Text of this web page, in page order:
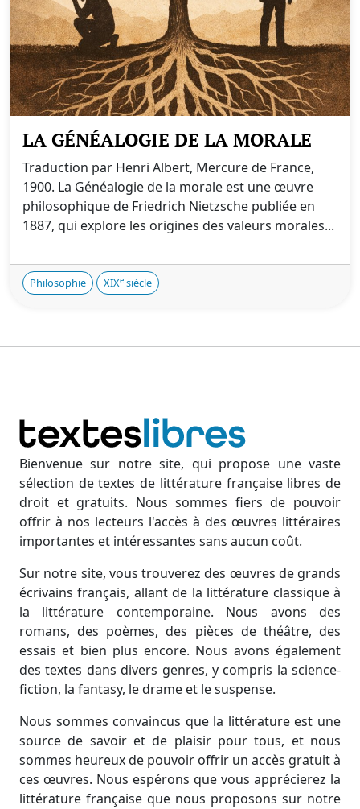
LA GÉNÉALOGIE DE LA MORALE
Traduction par Henri Albert, Mercure de France,
1900. La Généalogie de la morale est une œuvre
philosophique de Friedrich Nietzsche publiée en
1887, qui explore les origines des valeurs morales...
Philosophie XIXe siècle
Bienvenue sur notre site, qui propose une vaste
sélection de textes de littérature française libres de
droit et gratuits. Nous sommes fiers de pouvoir
offrir à nos lecteurs l'accès à des œuvres littéraires
importantes et intéressantes sans aucun coût.
Sur notre site, vous trouverez des œuvres de grands
écrivains français, allant de la littérature classique à
la littérature contemporaine. Nous avons des
romans, des poèmes, des pièces de théâtre, des
essais et bien plus encore. Nous avons également
des textes dans divers genres, y compris la science-
fiction, la fantasy, le drame et le suspense.
Nous sommes convaincus que la littérature est une
source de savoir et de plaisir pour tous, et nous
sommes heureux de pouvoir offrir un accès gratuit à
ces œuvres. Nous espérons que vous apprécierez la
littérature française que nous proposons sur notre